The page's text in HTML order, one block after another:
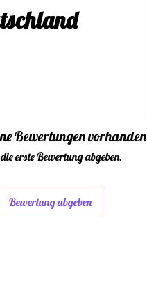
Bewertungen vorhanden
erste Bewertung abgeben.
Bewertung abgeben